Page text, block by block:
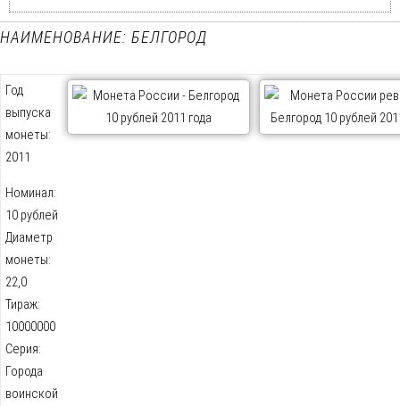
НАИМЕНОВАНИЕ: БЕЛГОРОД
Год
выпуска
монеты:
2011
Номинал:
10 рублей
Диаметр
монеты:
22,0
Тираж:
10000000
Серия:
Города
воинской